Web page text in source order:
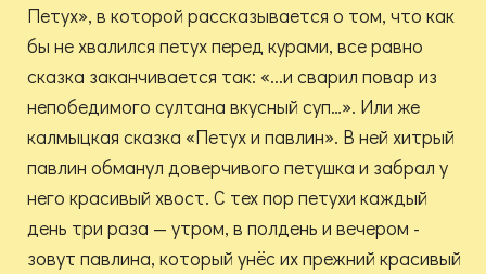
Петух», в которой рассказывается о том, что как
бы не хвалился петух перед курами, все равно
сказка заканчивается так: «...и сварил повар из
непобедимого султана вкусный суп…». Или же
калмыцкая сказка «Петух и павлин». В ней хитрый
павлин обманул доверчивого петушка и забрал у
него красивый хвост. С тех пор петухи каждый
день три раза — утром, в полдень и вечером -
зовут павлина, который унёс их прежний красивый